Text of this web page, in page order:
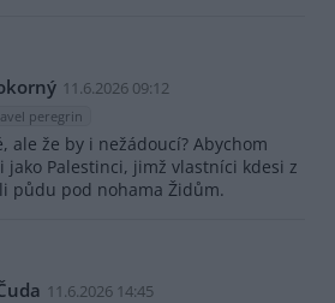
11.6.2026 09:12
peregrin
ale že by i nežádoucí? Abychom
jako Palestinci, jimž vlastníci kdesi z
půdu pod nohama Židům.
11.6.2026 14:45